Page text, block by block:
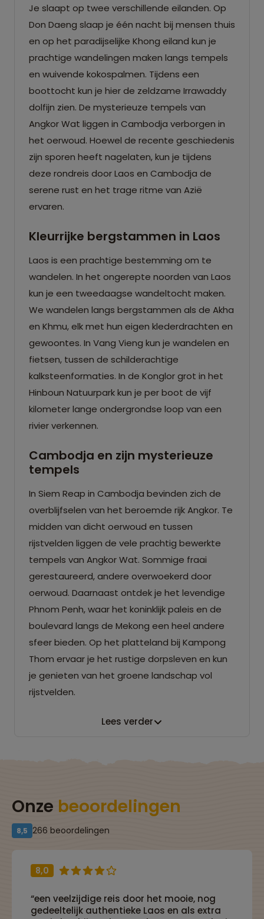
Je slaapt op twee verschillende eilanden. Op
Don Daeng slaap je één nacht bij mensen thuis
en op het paradijselijke Khong eiland kun je
prachtige wandelingen maken langs tempels
en wuivende kokospalmen. Tijdens een
boottocht kun je hier de zeldzame Irrawaddy
dolfijn zien. De mysterieuze tempels van
Angkor Wat liggen in Cambodja verborgen in
het oerwoud. Hoewel de recente geschiedenis
zijn sporen heeft nagelaten, kun je tijdens
deze rondreis door Laos en Cambodja de
serene rust en het trage ritme van Azië
ervaren.
Kleurrijke bergstammen in Laos
Laos is een prachtige bestemming om te
wandelen. In het ongerepte noorden van Laos
kun je een tweedaagse wandeltocht maken.
We wandelen langs bergstammen als de Akha
en Khmu, elk met hun eigen klederdrachten en
gewoontes. In Vang Vieng kun je wandelen en
fietsen, tussen de schilderachtige
kalksteenformaties. In de Konglor grot in het
Hinboun Natuurpark kun je per boot de vijf
kilometer lange ondergrondse loop van een
rivier verkennen.
Cambodja en zijn mysterieuze
tempels
In Siem Reap in Cambodja bevinden zich de
overblijfselen van het beroemde rijk Angkor. Te
midden van dicht oerwoud en tussen
rijstvelden liggen de vele prachtig bewerkte
tempels van Angkor Wat. Sommige fraai
gerestaureerd, andere overwoekerd door
oerwoud. Daarnaast ontdek je het levendige
Phnom Penh, waar het koninklijk paleis en de
boulevard langs de Mekong een heel andere
sfeer bieden. Op het platteland bij Kampong
Thom ervaar je het rustige dorpsleven en kun
je genieten van het groene landschap vol
rijstvelden.
Lees verder
Onze beoordelingen
8,5 266 beoordelingen
8,0
“een veelzijdige reis door het mooie, nog
gedeeltelijk authentieke Laos en als extra